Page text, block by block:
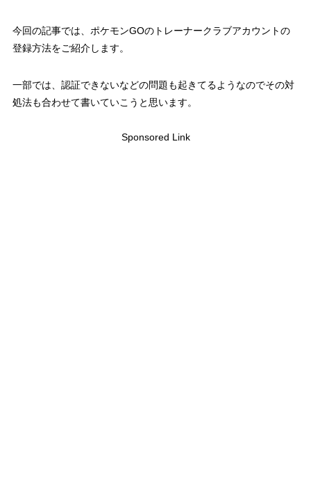
今回の記事では、ポケモンGOのトレーナークラブアカウントの
登録方法をご紹介します。
一部では、認証できないなどの問題も起きてるようなのでその対
処法も合わせて書いていこうと思います。
Sponsored Link